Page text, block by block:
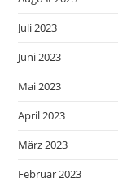
Juli 2023
Juni 2023
Mai 2023
April 2023
März 2023
Februar 2023